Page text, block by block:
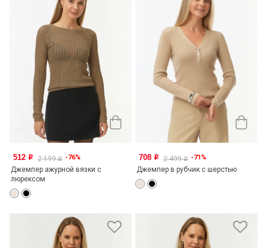
512 o 2 199o -76%
Джемпер ажурной вязки с
люрексом
708 o 2 499o -71%
Джемпер в рубчик с шерстью